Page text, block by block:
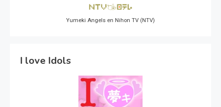
Yumeki Angels en Nihon TV (NTV)
I love Idols